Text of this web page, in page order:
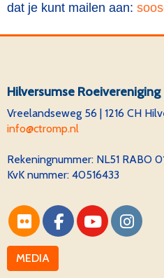
dat je kunt mailen aan:
Hilversumse
Vreelandseweg 56 | 1216 CH
ofni@ctromp.nl
Rekeningnummer: NL51 RABO
KvK nummer: 40516433
MEDIA